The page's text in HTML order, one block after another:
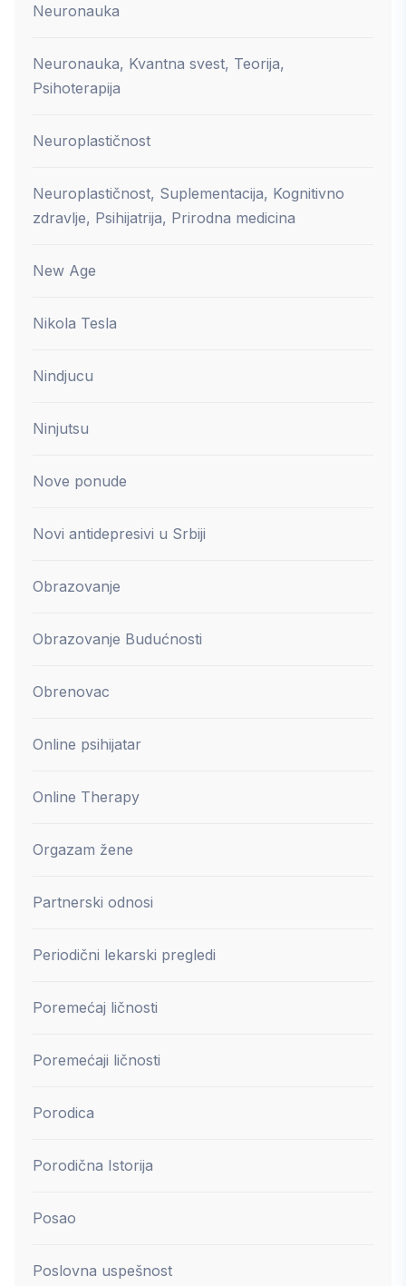
Neuronauka
Neuronauka, Kvantna svest, Teorija,
Psihoterapija
Neuroplastičnost
Neuroplastičnost, Suplementacija, Kognitivno
zdravlje, Psihijatrija, Prirodna medicina
New Age
Nikola Tesla
Nindjucu
Ninjutsu
Nove ponude
Novi antidepresivi u Srbiji
Obrazovanje
Obrazovanje Budućnosti
Obrenovac
Online psihijatar
Online Therapy
Orgazam žene
Partnerski odnosi
Periodični lekarski pregledi
Poremećaj ličnosti
Poremećaji ličnosti
Porodica
Porodična Istorija
Posao
Poslovna uspešnost